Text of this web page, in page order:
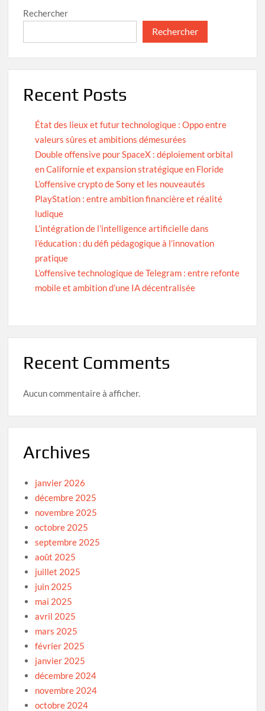
Rechercher
Rechercher
Recent Posts
État des lieux et futur technologique : Oppo entre
valeurs sûres et ambitions démesurées
Double offensive pour SpaceX : déploiement orbital
en Californie et expansion stratégique en Floride
L’offensive crypto de Sony et les nouveautés
PlayStation : entre ambition financière et réalité
ludique
L’intégration de l’intelligence artificielle dans
l’éducation : du défi pédagogique à l’innovation
pratique
L’offensive technologique de Telegram : entre refonte
mobile et ambition d’une IA décentralisée
Recent Comments
Aucun commentaire à afficher.
Archives
janvier 2026
décembre 2025
novembre 2025
octobre 2025
septembre 2025
août 2025
juillet 2025
juin 2025
mai 2025
avril 2025
mars 2025
février 2025
janvier 2025
décembre 2024
novembre 2024
octobre 2024